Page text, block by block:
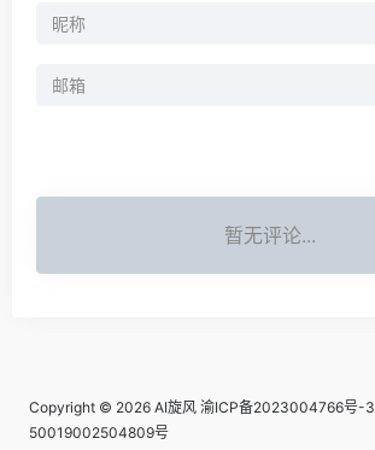
暂无评论...
Copyright © 2026 AI旋风 渝ICP备2023004766号-3
50019002504809号